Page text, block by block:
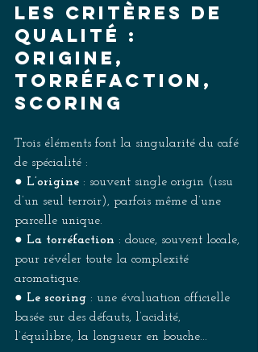
Les critères de
qualité :
origine,
torréfaction,
scoring
Trois éléments font la singularité du café
de spécialité :
● L’origine : souvent single origin (issu
d’un seul terroir), parfois même d’une
parcelle unique.
● La torréfaction : douce, souvent locale,
pour révéler toute la complexité
aromatique.
● Le scoring : une évaluation officielle
basée sur des défauts, l’acidité,
l’équilibre, la longueur en bouche...